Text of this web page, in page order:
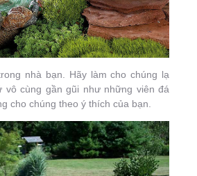
nhà bạn. Hãy làm cho chúng lạ
vô cùng gần gũi như những viên đá
cho chúng theo ý thích của bạn.